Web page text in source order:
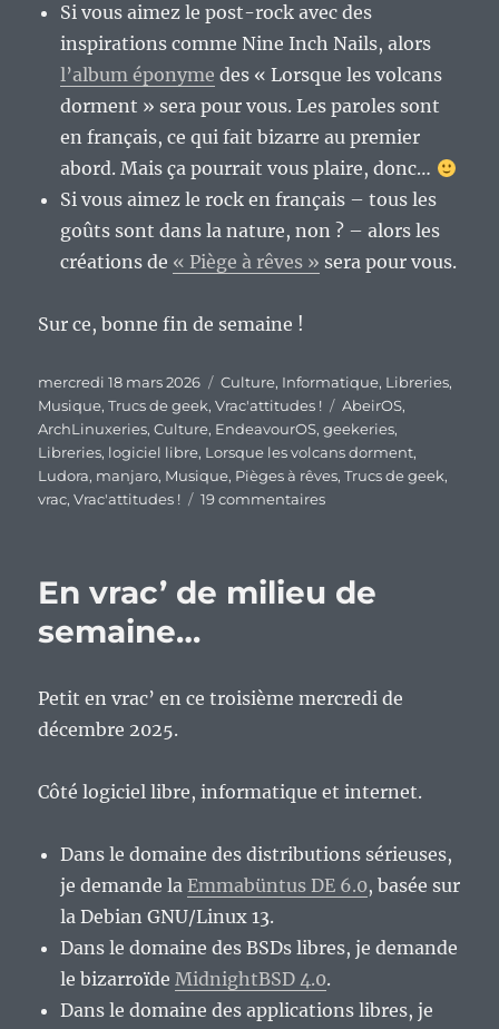
Si vous aimez le post-rock avec des
inspirations comme Nine Inch Nails, alors
l’album éponyme des « Lorsque les volcans
dorment » sera pour vous. Les paroles sont
en français, ce qui fait bizarre au premier
abord. Mais ça pourrait vous plaire, donc…
Si vous aimez le rock en français – tous les
goûts sont dans la nature, non ? – alors les
créations de « Piège à rêves » sera pour vous.
Sur ce, bonne fin de semaine !
Publié
le
mercredi 18 mars 2026 Catégories
Culture, Informatique, Libreries,
Musique,Trucs de geek,Vrac'attitudes ! Étiquettes
AbeirOS,
ArchLinuxeries,Culture, EndeavourOS,geekeries,
Libreries, logiciel libre, Lorsque les volcans dorment,
Ludora, manjaro, Musique, Pièges à rêves,Trucs de geek,
vrac,Vrac'attitudes ! 19 commentairessur
milieu
En vrac’ de milieu de
semaine…
Petit en vrac’ en ce troisième mercredi de
décembre 2025.
Côté logiciel libre, informatique et internet.
Dans le domaine des distributions sérieuses,
je demande laEmmabüntus DE 6.0, basée sur
la Debian GNU/Linux 13.
Dans le domaine des BSDs libres, je demande
le bizarroïdeMidnightBSD 4.0.
Dans le domaine des applications libres, je